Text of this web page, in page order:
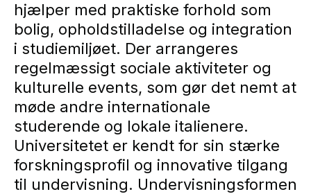
hjælper med praktiske forhold som
bolig, opholdstilladelse og integration
i studiemiljøet. Der arrangeres
regelmæssigt sociale aktiviteter og
kulturelle events, som gør det nemt at
møde andre internationale
studerende og lokale italienere.
Universitetet er kendt for sin stærke
forskningsprofil og innovative tilgang
til undervisning. Undervisningsformen